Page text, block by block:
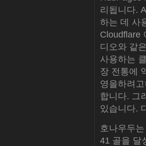
리됩니다.
하는 데 사
Cloudflare
디오와 같
사용하는
장 전통에
영을하려
합니다. 그
있습니다.
호나우두
41 골을 달